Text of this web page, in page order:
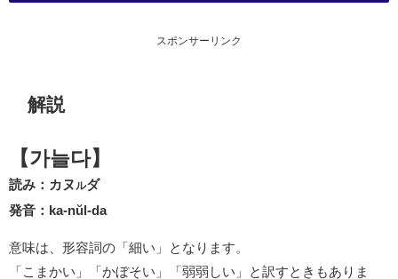
スポンサーリンク
解説
【가늘다】
読み：カヌ ルダ
発音：ka-nŭl-da
意味は、形容詞の「細い」となります。
「こまかい」「かぼそい」「弱弱しい」と訳すときもありま